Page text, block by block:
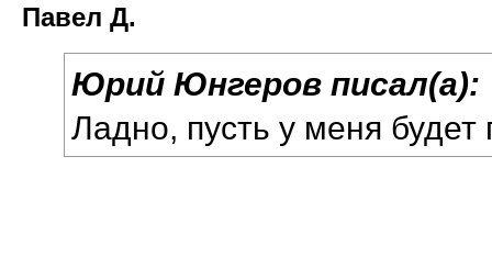
Павел Д.
Юрий Юнгеров писал(а):
Ладно, пусть у меня